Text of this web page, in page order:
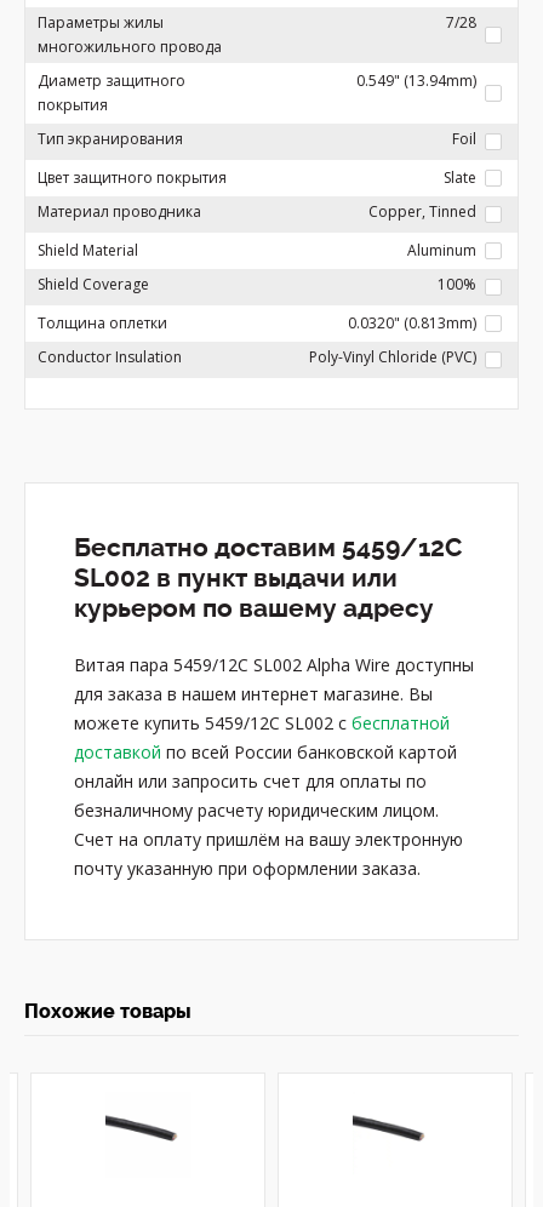
Параметры жилы
многожильного провода
7/28
Диаметр защитного
покрытия
0.549" (13.94mm)
Тип экранирования
Foil
Цвет защитного покрытия
Slate
Материал проводника
Copper, Tinned
Shield Material
Aluminum
Shield Coverage
100%
Толщина оплетки
0.0320" (0.813mm)
Conductor Insulation
Poly-Vinyl Chloride (PVC)
Бесплатно доставим 5459/12C
SL002 в пункт выдачи или
курьером по вашему адресу
Витая пара 5459/12C SL002 Alpha Wire доступны
для заказа в нашем интернет магазине. Вы
можете купить 5459/12C SL002 с бесплатной
доставкой по всей России банковской картой
онлайн или запросить счет для оплаты по
безналичному расчету юридическим лицом.
Счет на оплату пришлём на вашу электронную
почту указанную при оформлении заказа.
Похожие товары